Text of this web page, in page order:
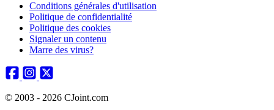
Conditions générales d'utilisation
Politique de confidentialité
Politique des cookies
Signaler un contenu
Marre des virus?
© 2003 - 2026 CJoint.com